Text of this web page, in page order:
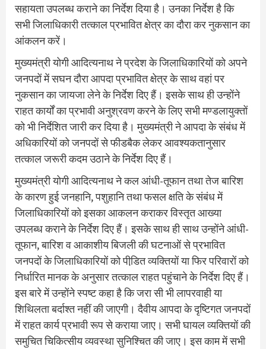
सहायता उपलब्ध कराने का निर्देश दिया है। उनका निर्देश है कि
सभी जिलाधिकारी तत्काल प्रभावित क्षेत्र का दौरा कर नुकसान का
आंकलन करें।
मुख्यमंत्री योगी आदित्यनाथ ने प्रदेश के जिलाधिकारियों को अपने
जनपदों में सघन दौरा आपदा प्रभावित क्षेत्र के साथ वहां पर
नुकसान का जायजा लेने के निर्देश दिए हैं। इसके साथ ही उन्होंने
राहत कार्यों का प्रभावी अनुश्रवण करने के लिए सभी मण्डलायुक्तों
को भी निर्देशित जारी कर दिया है। मुख्यमंत्री ने आपदा के संबंध में
अधिकारियों को जनपदों से फीडबैक लेकर आवश्यकतानुसार
तत्काल जरूरी कदम उठाने के निर्देश दिए हैं।
मुख्यमंत्री योगी आदित्यनाथ ने कल आंधी-तूफान तथा तेज बारिश
के कारण हुई जनहानि, पशुहानि तथा फसल क्षति के संबंध में
जिलाधिकारियों को इसका आकलन कराकर विस्तृत आख्या
उपलब्ध कराने के निर्देश दिए हैं। इसके साथ ही साथ उन्होंने आंधी-
तूफान, बारिश व आकाशीय बिजली की घटनाओं से प्रभावित
जनपदों के जिलाधिकारियों को पीडि़त व्यक्तियों या फिर परिवारों को
निर्धारित मानक के अनुसार तत्काल राहत पहुंचाने के निर्देश दिए हैं।
इस बारे में उन्होंने स्पष्ट कहा है कि जरा सी भी लापरवाही या
शिथिलता बर्दाश्त नहीं की जाएगी। दैवीय आपदा के दृष्टिगत जनपदों
में राहत कार्य प्रभावी रूप से कराया जाए। सभी घायल व्यक्तियों की
समुचित चिकित्सीय व्यवस्था सुनिश्चित की जाए। इस काम में सभी